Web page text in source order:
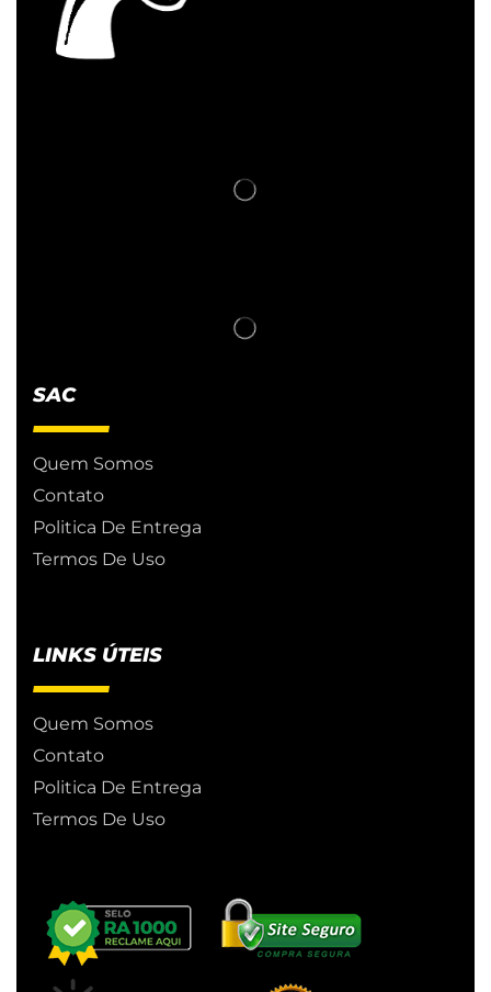
SAC
Quem Somos
Contato
Politica De Entrega
Termos De Uso
LINKS ÚTEIS
Quem Somos
Contato
Politica De Entrega
Termos De Uso